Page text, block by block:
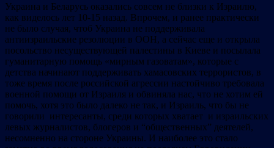
Украина и Беларусь оказались совсем не близки к Израилю,
как виделось лет 10-15 назад. Впрочем, и ранее практически
не было случая, чтоб Украина не поддерживала
антиизраильские резолюции в ООН, а сейчас еще и открыла
посольство несуществующей палестины в Киеве и посылала
гуманитарную помощь «мирным газоватам», которые с
детства начинают поддерживать хамасовских террористов, в
тоже время после российской агрессии настойчиво требовала
военной помощи от Израиля и обвиняла нас, что не хотим ей
помочь, хотя это было далеко не так, и Израиль, что бы не
говорили интересанты, среди которых хватает и израильских
левых журналистов, блогеров и “общественных” деятелей,
несомненно на стороне Украины. И наиболее это стало